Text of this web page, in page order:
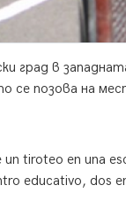
град в
се позова на
tiroteo en una
educativo, dos